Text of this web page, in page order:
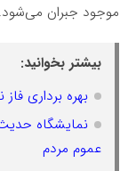
موجود جبران می‌شود.
بیشتر بخوانید:
بهره برداری
نمایشگاه
عموم مردم